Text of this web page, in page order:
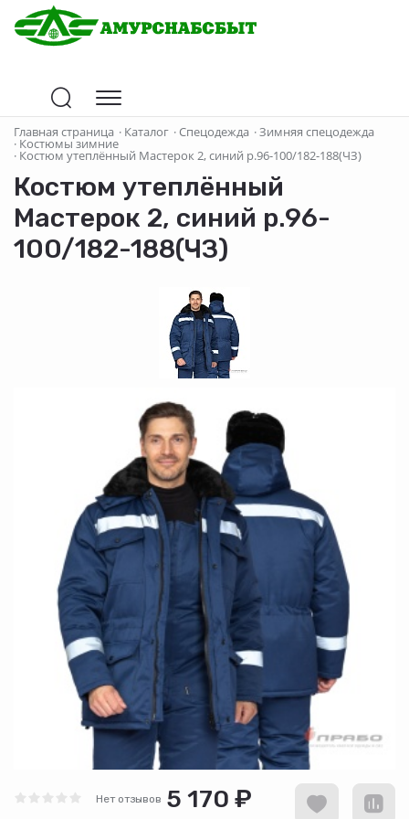
Главная страница · Каталог ·Спецодежда ·Зимняя спецодежда
· Костюмы зимние
· Костюм утеплённый Мастерок 2, синий р.96-100/182-188(ЧЗ)
Костюм утеплённый
Мастерок 2, синий р.96-
100/182-188(ЧЗ)
Нет отзывов 5 170 ₽